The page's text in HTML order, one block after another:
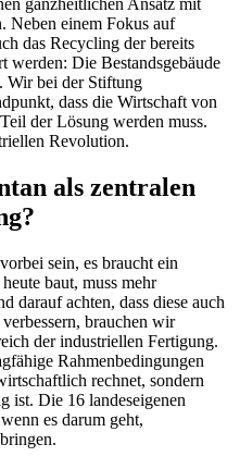
ganzheitlichen Ansatz mit
Neben einem Fokus auf
das Recycling der bereits
werden: Die Bestandsgebäude
Wir bei der Stiftung
dass die Wirtschaft von
der Lösung werden muss.
Revolution.
als zentralen
sein, es braucht ein
baut, muss mehr
darauf achten, dass diese auch
brauchen wir
der industriellen Fertigung.
Rahmenbedingungen
rechnet, sondern
ist. Die 16 landeseigenen
es darum geht,